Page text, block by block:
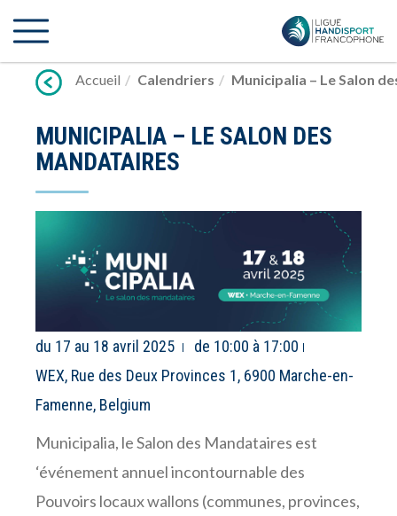
vers
Accueil
Calendriers Municipalia – Le Salon
MUNICIPALIA – LE SALON DES
MANDATAIRES
du 17 au 18 avril 2025
de 10:00 à 17:00
WEX, Rue des Deux Provinces 1, 6900 Marche-en-
Famenne, Belgium
Municipalia, le Salon des Mandataires est
‘événement annuel incontournable des
Pouvoirs locaux wallons (communes, provinces,